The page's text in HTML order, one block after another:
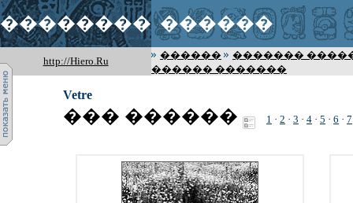
�������� ������
http://Hiero.Ru ������
�������
������ �������
Vetre
��� ������ 1 · 2 · 3 · 4 · 5 · 6 · 7